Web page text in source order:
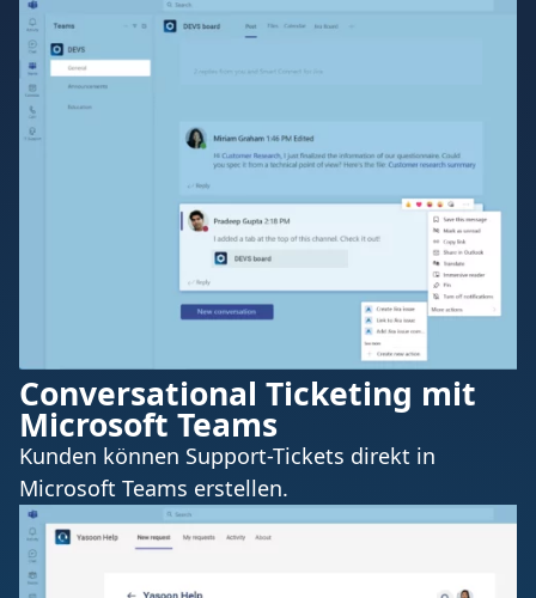
Conversational Ticketing mit
Microsoft Teams
Kunden können Support-Tickets direkt in
Microsoft Teams erstellen.